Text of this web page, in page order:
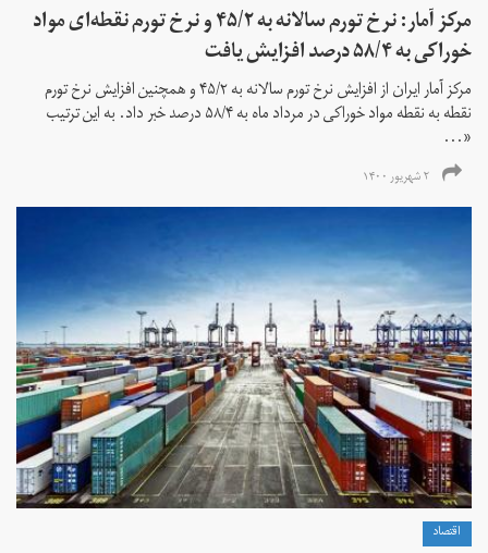
مرکز آمار: نرخ تورم سالانه به ۴۵/۲ و نرخ تورم نقطه‌ای مواد
خوراکی به ۵۸/۴ درصد افزایش یافت
مرکز آمار ایران از افزایش نرخ تورم سالانه به ۴۵/۲ و همچنین افزایش نرخ تورم
نقطه به نقطه مواد خوراکی در مرداد ماه به ۵۸/۴ درصد خبر داد. به این ترتیب
«...
۲ شهریور ۱۴۰۰
اقتصاد